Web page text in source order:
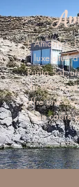
L'Amantica
luxe situé
Punta Sal,
la côte
offre une
un cadre